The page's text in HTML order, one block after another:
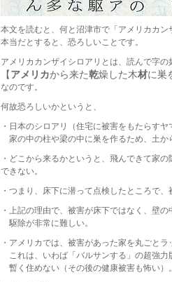
本文を読むと、何と沼津市で「アメリカカン
本当だとすると、恐ろしいことです。
アメリカカンザイシロアリとは、読んで字の
【アメリカから来た乾燥した木材に巣
なのです。
何故恐ろしいかというと、
・日本のシロアリ（住宅に被害をもたらす
家の中の柱や梁の中に巣を作るため、土か
・どこから来るかというと、飛んできて家
できない。
・つまり、床下に潜って点検したところで
・上記の理由で、被害が床下ではなく、壁
駆除が非常に難しい。
・アメリカでは、被害があった家を丸ごと
これは、いわば「バルサンする」の超強力
暫く住めない（その後の健康被害も怖い）。